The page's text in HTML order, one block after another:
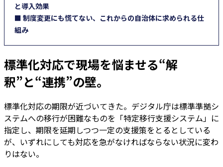
と導入効果
■ 制度変更にも慌てない、これからの自治体に求められる仕
組み
標準化対応で現場を悩ませる“解
釈”と“連携”の壁。
標準化対応の期限が近づいてきた。デジタル庁は標準準拠シ
ステムへの移行が困難なものを「特定移行支援システム」に
指定し、期限を延期しつつ一定の支援策をとるとしている
が、いずれにしても対応を急がなければならない状況に変わ
りはない。